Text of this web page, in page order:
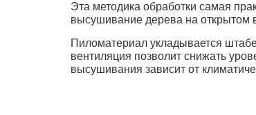
Эта методика обработки самая
высушивание дерева на открытом
Пиломатериал укладывается
вентиляция позволит снижать
высушивания зависит от